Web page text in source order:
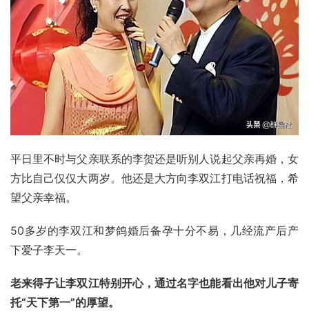
平日里不时与父亲联系的李贺还是听别人说起父亲再婚，女
方比自己仅仅大两岁。他还是大方向李双江打电话祝福，希
望父亲幸福。
50多岁的李双江和梦鸽婚后备孕十分不易，几经流产后产
下爱子李天一。
老来得子让李双江特别开心，通过名字也能看出他对儿子寄
托“天下第一”的厚望。